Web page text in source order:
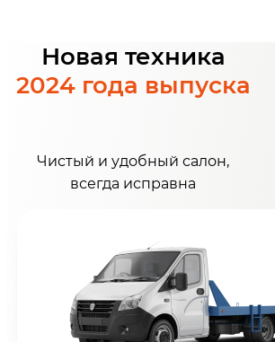
Новая техника
2024 года выпуска
Чистый и удобный салон,
всегда исправна